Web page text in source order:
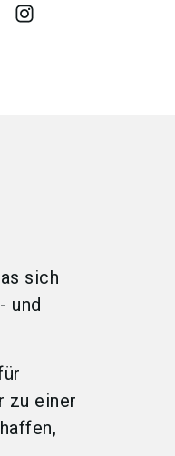
sich
und
zu einer